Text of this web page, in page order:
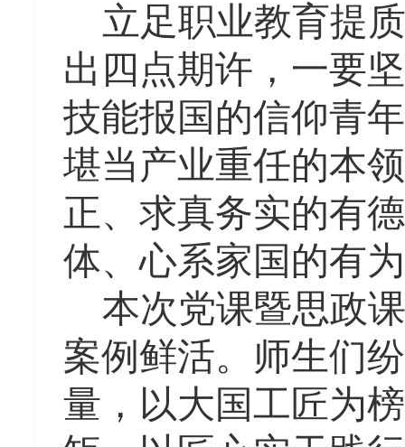
立足职业教育提
出四点期许，一要
技能报国的信仰青
堪当产业重任的本
正、求真务实的有
体、心系家国的有
本次党课暨思政
案例鲜活。师生们
量，以大国工匠为